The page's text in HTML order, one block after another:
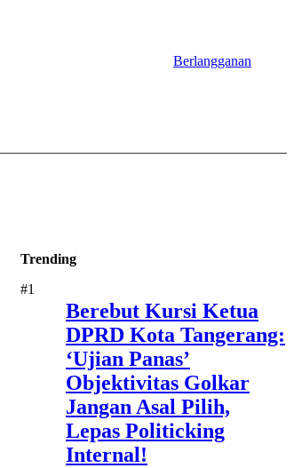
Berlangganan
Trending
#1
Berebut Kursi Ketua
DPRD Kota Tangerang:
‘Ujian Panas’
Objektivitas Golkar
Jangan Asal Pilih,
Lepas Politicking
Internal!